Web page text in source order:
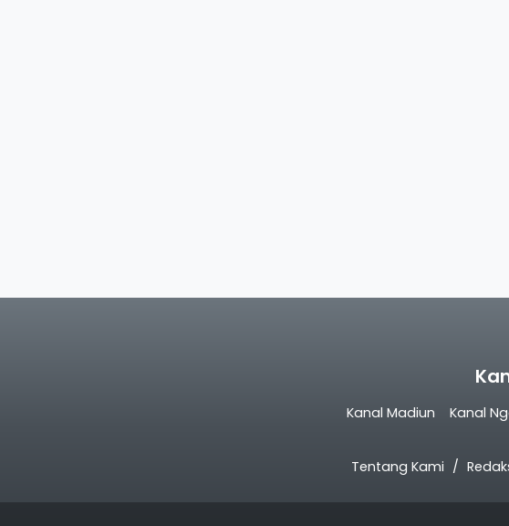
Kanal Madiun Kanal
Tentang Kami